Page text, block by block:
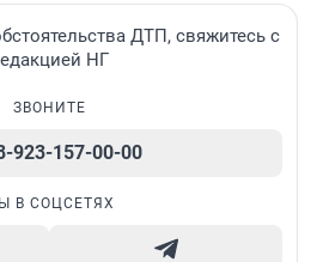
ДТП, свяжитесь с
НГ
ЗВОНИТЕ
923-157-00-00
В СОЦСЕТЯХ